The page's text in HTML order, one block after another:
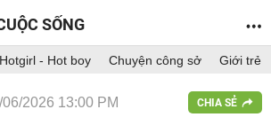
SỐNG
Hotgirl - Hot boy Chuyện công sở Giới trẻ
2026 13:00 PM CHIA SẺ